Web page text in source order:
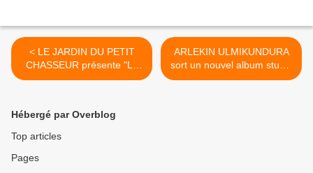
< LE JARDIN DU PETIT
CHASSEUR présente "Le
Chant du Rossignol
ARLEKIN ULMIKUNDURA
sort un nouvel album studio
Anakronisme : Et la muzik
Hébergé par Overblog
Top articles
Pages